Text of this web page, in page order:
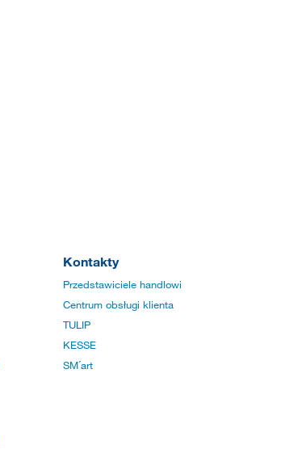
Kontakty
Przedstawiciele handlowi
Centrum obsługi klienta
TULIP
KESSE
SM´art